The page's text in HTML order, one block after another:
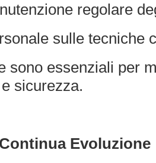
regolare
sulle tecniche
sono essenziali per
sicurezza.
Evoluzione